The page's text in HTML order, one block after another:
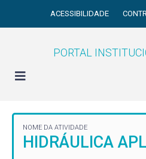
ACESSIBILIDADE
PORTAL
NOME DA ATIVIDADE
HIDRÁULICA